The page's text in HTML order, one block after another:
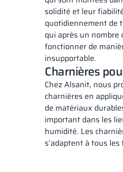
solidité et leur
quotidiennement de
qui après un nombre
fonctionner de
insupportable.
Charnières
Chez Alsanit, nous
charnières en
de matériaux
important dans les
humidité. Les
s’adaptent à tous